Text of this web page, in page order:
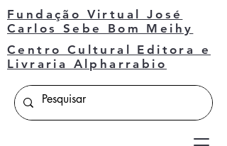
Fundação Virtual José
Carlos Sebe Bom Meihy
Centro Cultural Editora e
Livraria Alpharrabio